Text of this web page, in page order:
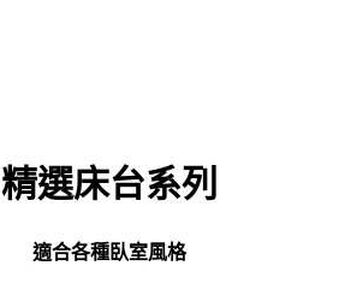
精選床台系列
適合各種臥室風格